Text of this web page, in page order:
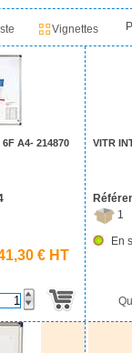
Vignettes
A4- 214870
€ HT
VITR
1
En